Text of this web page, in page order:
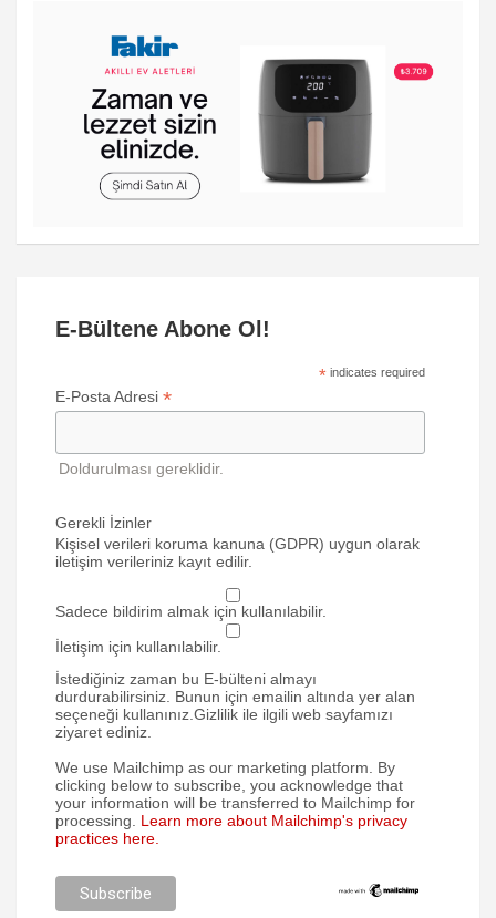
E-Bültene Abone Ol!
* indicates required
E-Posta Adresi *
Doldurulması gereklidir.
Gerekli İzinler
Kişisel verileri koruma kanuna (GDPR) uygun olarak
iletişim verileriniz kayıt edilir.
Sadece bildirim almak için kullanılabilir.
İletişim için kullanılabilir.
İstediğiniz zaman bu E-bülteni almayı
durdurabilirsiniz. Bunun için emailin altında yer alan
seçeneği kullanınız.Gizlilik ile ilgili web sayfamızı
ziyaret ediniz.
We use Mailchimp as our marketing platform. By
clicking below to subscribe, you acknowledge that
your information will be transferred to Mailchimp for
processing. Learn more about Mailchimp's privacy
practices here.